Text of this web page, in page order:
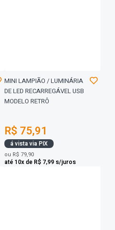
MINI LAMPIÃO / LUMINÁRIA
DE LED RECARREGÁVEL USB
MODELO RETRÔ
R$ 75,91
á vista via PIX
ou R$ 79,90
até 10x de R$ 7,99 s/juros